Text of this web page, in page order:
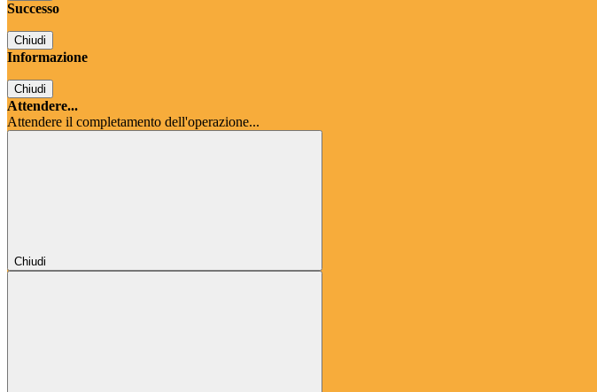
Successo
Chiudi
Informazione
Chiudi
Attendere...
Attendere il completamento dell'operazione...
Chiudi